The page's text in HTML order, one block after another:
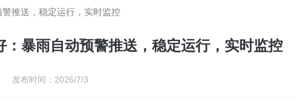
推送，稳定运行，实时监控
：暴雨自动预警推送，稳定运行，实时监控
发布时间：2026/7/3